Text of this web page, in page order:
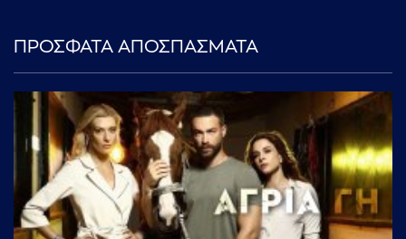
ΠΡΟΣΦΑΤΑ ΑΠΟΣΠΑΣΜΑΤΑ